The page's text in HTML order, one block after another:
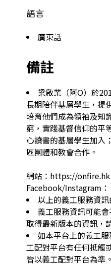
語言
廣東話
備註
梁啟業（阿O）於
長期陪伴基層學生，提
培育他們成為領袖及知
窮，實踐基督信仰的平
心讀書的基層學生加入
區團體和教會合作。
網站：https://onfire.hk
Facebook/Instagram
以上的義工服務資訊
義工服務資訊可能
取得最新版本的資訊，
如本平台上的義工
工配對平台有任何抵觸
皆以義工配對平台為準。